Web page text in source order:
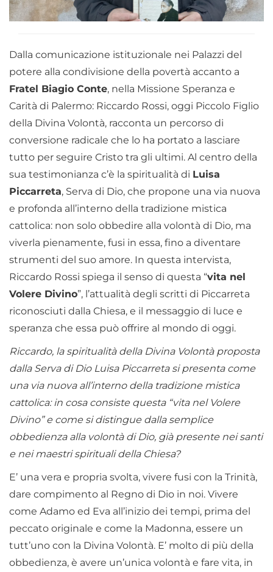
Dalla comunicazione istituzionale nei Palazzi del
potere alla condivisione della povertà accanto a
Fratel Biagio Conte, nella Missione Speranza e
Carità di Palermo: Riccardo Rossi, oggi Piccolo Figlio
della Divina Volontà, racconta un percorso di
conversione radicale che lo ha portato a lasciare
tutto per seguire Cristo tra gli ultimi. Al centro della
sua testimonianza c’è la spiritualità di Luisa
Piccarreta, Serva di Dio, che propone una via nuova
e profonda all’interno della tradizione mistica
cattolica: non solo obbedire alla volontà di Dio, ma
viverla pienamente, fusi in essa, fino a diventare
strumenti del suo amore. In questa intervista,
Riccardo Rossi spiega il senso di questa “vita nel
Volere Divino”, l’attualità degli scritti di Piccarreta
riconosciuti dalla Chiesa, e il messaggio di luce e
speranza che essa può offrire al mondo di oggi.
Riccardo, la spiritualità della Divina Volontà proposta
dalla Serva di Dio Luisa Piccarreta si presenta come
una via nuova all’interno della tradizione mistica
cattolica: in cosa consiste questa “vita nel Volere
Divino” e come si distingue dalla semplice
obbedienza alla volontà di Dio, già presente nei santi
e nei maestri spirituali della Chiesa?
E’ una vera e propria svolta, vivere fusi con la Trinità,
dare compimento al Regno di Dio in noi. Vivere
come Adamo ed Eva all’inizio dei tempi, prima del
peccato originale e come la Madonna, essere un
tutt’uno con la Divina Volontà. E’ molto di più della
obbedienza, è avere un’unica volontà e fare vita, in